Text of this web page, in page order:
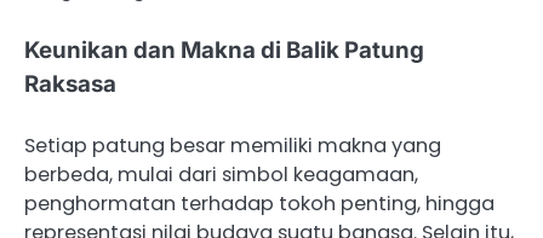
Keunikan dan Makna di Balik Patung
Raksasa
Setiap patung besar memiliki makna yang
berbeda, mulai dari simbol keagamaan,
penghormatan terhadap tokoh penting, hingga
representasi nilai budaya suatu bangsa. Selain itu,